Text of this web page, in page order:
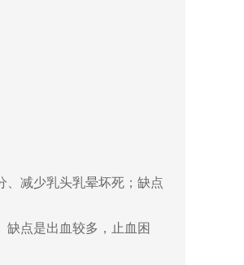
、减少乳头乳晕坏死；缺点
缺点是出血较多，止血困